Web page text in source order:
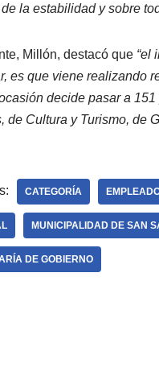
la estabilidad y sobre
Millón, destacó que “el
es que viene realizando
decide pasar a
de Cultura y Turismo, de
CATEGORÍA
MUNICIPALIDAD DE SAN
DE GOBIERNO